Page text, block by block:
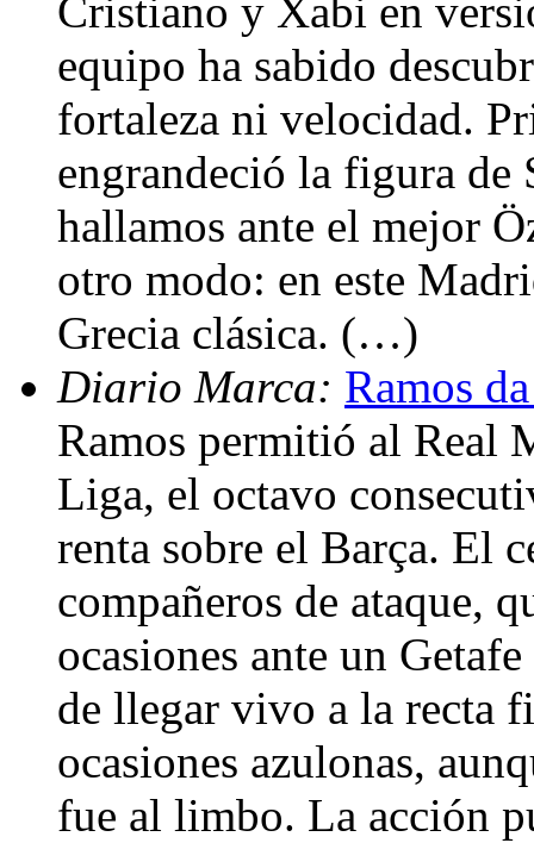
Cristiano y Xabi en
equipo ha sabido
fortaleza ni velocidad.
engrandeció la figura de
hallamos ante el mejor
otro modo: en este
Grecia clásica. (…)
Diario Marca: Ramos
Ramos permitió al Real
Liga, el octavo
renta sobre el Barça. El
compañeros de ataque,
ocasiones ante un
de llegar vivo a la recta
ocasiones azulonas,
fue al limbo. La acción